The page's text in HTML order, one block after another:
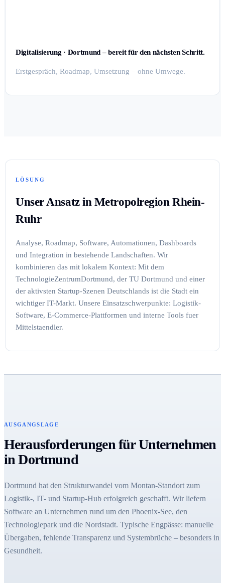
Digitalisierung · Dortmund – bereit für den nächsten Schritt.
Erstgespräch, Roadmap, Umsetzung – ohne Umwege.
LÖSUNG
Unser Ansatz in Metropolregion Rhein-
Ruhr
Analyse, Roadmap, Software, Automationen, Dashboards
und Integration in bestehende Landschaften. Wir
kombinieren das mit lokalem Kontext: Mit dem
TechnologieZentrumDortmund, der TU Dortmund und einer
der aktivsten Startup-Szenen Deutschlands ist die Stadt ein
wichtiger IT-Markt. Unsere Einsatzschwerpunkte: Logistik-
Software, E-Commerce-Plattformen und interne Tools fuer
Mittelstaendler.
AUSGANGSLAGE
Herausforderungen für Unternehmen
in Dortmund
Dortmund hat den Strukturwandel vom Montan-Standort zum
Logistik-, IT- und Startup-Hub erfolgreich geschafft. Wir liefern
Software an Unternehmen rund um den Phoenix-See, den
Technologiepark und die Nordstadt. Typische Engpässe: manuelle
Übergaben, fehlende Transparenz und Systembrüche – besonders in
Gesundheit.